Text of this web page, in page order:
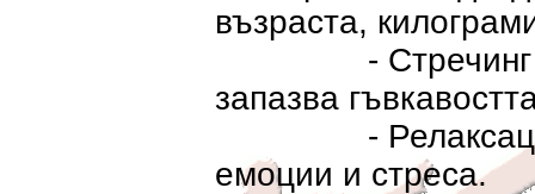
възраста,
- Стречинг –
запазва
- Релаксация –
емоции и стреса.